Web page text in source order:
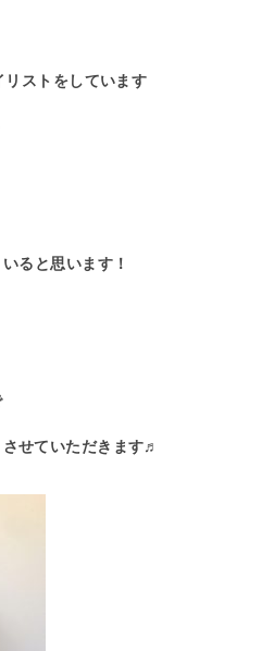
ストをしています
ると思います！
せていただきます♬